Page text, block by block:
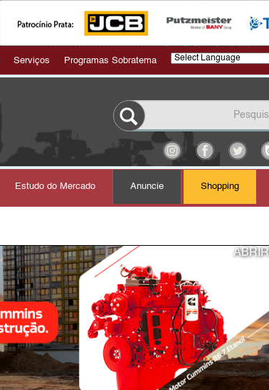
Serviços Programas Sobratema
Estudo do Mercado Anuncie Shopping
ABRIR